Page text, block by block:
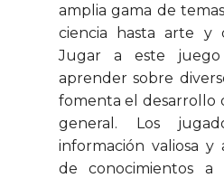
amplia gama de
ciencia hasta arte y
Jugar a este
aprender sobre
fomenta el desarrollo
general. Los
información valiosa y
de conocimientos